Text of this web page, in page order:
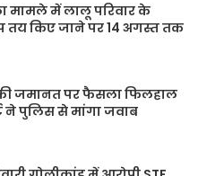
मामले में लालू परिवार के
तय किए जाने पर 14 अगस्त तक
जमानत पर फैसला फिलहाल
ने पुलिस से मांगा जवाब